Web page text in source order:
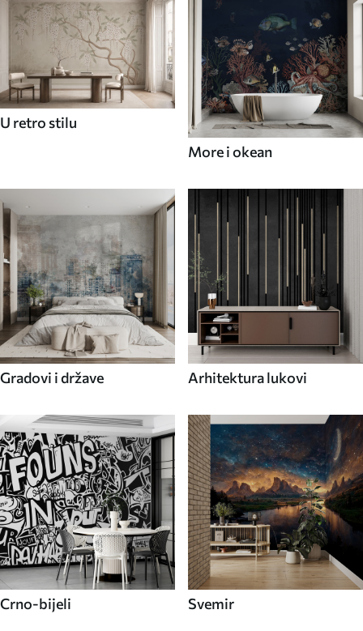
U retro stilu
More i okean
Gradovi i države Arhitektura lukovi
Crno-bijeli Svemir